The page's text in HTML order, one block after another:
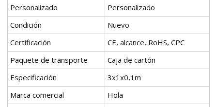
Personalizado
Personalizado
Condición
Nuevo
Certificación
CE, alcance, RoHS, CPC
Paquete de transporte
Caja de cartón
Especificación
3x1x0,1m
Marca comercial
Hola